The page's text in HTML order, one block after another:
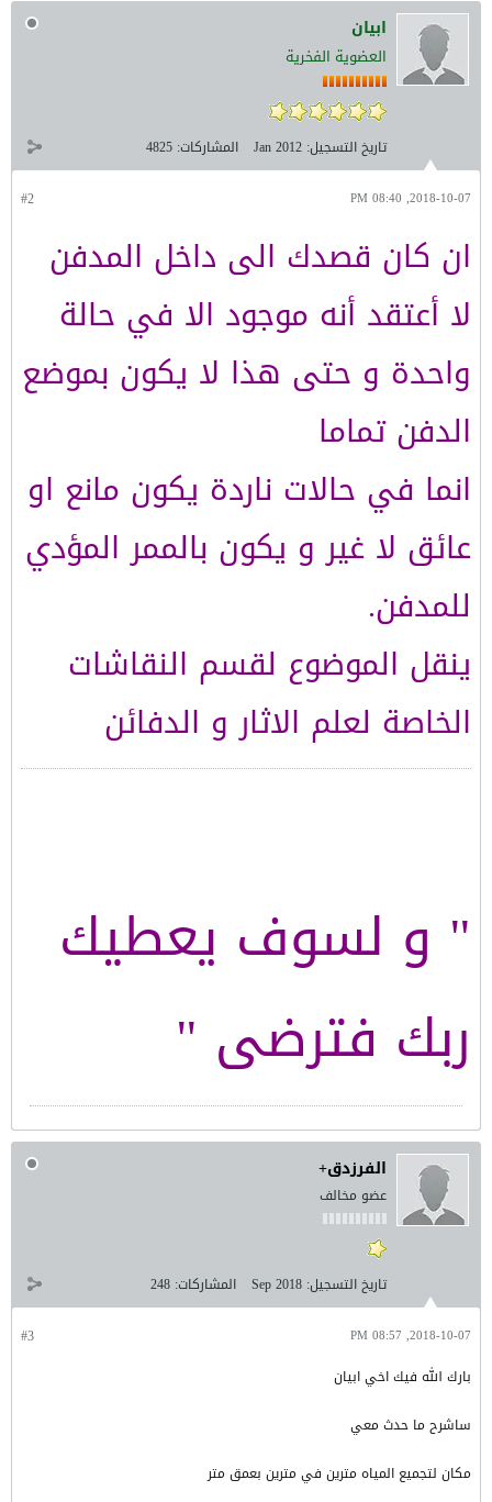
ابيان
العضوية الفخرية
تاريخ التسجيل: Jan 2012 المشاركات: 4825
#2 2018-10-07, 08:40 PM
ان كان قصدك الى داخل المدفن
لا أعتقد أنه موجود الا في حالة
واحدة و حتى هذا لا يكون بموضع
الدفن تماما
انما في حالات ناردة يكون مانع او
عائق لا غير و يكون بالممر المؤدي
للمدفن.
ينقل الموضوع لقسم النقاشات
الخاصة لعلم الاثار و الدفائن
" و لسوف يعطيك
ربك فترضى "
الفرزدق+
عضو مخالف
تاريخ التسجيل: Sep 2018 المشاركات: 248
#3 2018-10-07, 08:57 PM
بارك الله فيك اخي ابيان
ساشرح ما حدث معي
مكان لتجميع المياه مترين في مترين بعمق متر